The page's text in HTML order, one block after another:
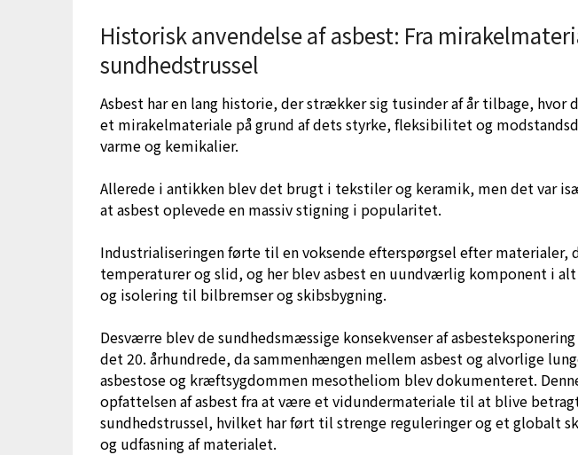
Historisk anvendelse af asbest: Fra
sundhedstrussel
Asbest har en lang historie, der strækker sig tusinder af år tilbage, hvor
et mirakelmateriale på grund af dets styrke, fleksibilitet og
varme og kemikalier.
Allerede i antikken blev det brugt i tekstiler og keramik, men det var
at asbest oplevede en massiv stigning i popularitet.
Industrialiseringen førte til en voksende efterspørgsel efter materialer,
temperaturer og slid, og her blev asbest en uundværlig komponent i
og isolering til bilbremser og skibsbygning.
Desværre blev de sundhedsmæssige konsekvenser af
det 20. århundrede, da sammenhængen mellem asbest og alvorlige
asbestose og kræftsygdommen mesotheliom blev dokumenteret.
opfattelsen af asbest fra at være et vidundermateriale til at blive
sundhedstrussel, hvilket har ført til strenge reguleringer og et globalt
og udfasning af materialet.